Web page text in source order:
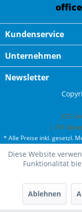
Kundenservice
Unternehmen
Newsletter
ESC
| 791
* Alle Preise inkl. gesetzl.
50¤ Bestellwert und
ausgenommen
Diese Website
Funktionalität
Ablehnen